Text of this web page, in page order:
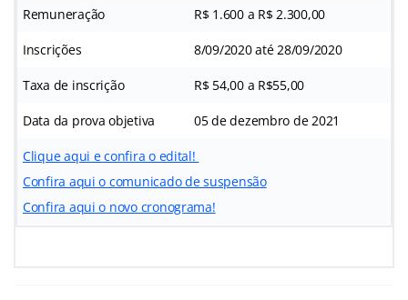
Remuneração R$ 1.600 a R$ 2.300,00
Inscrições 8/09/2020 até 28/09/2020
Taxa de inscrição R$ 54,00 a R$55,00
Data da prova objetiva 05 de dezembro de 2021
Clique aqui e confira o edital!
Confira aqui o comunicado de suspensão
Confira aqui o novo cronograma!